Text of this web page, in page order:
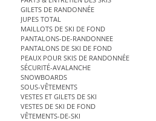
GILETS DE RANDONNÉE
JUPES TOTAL
MAILLOTS DE SKI DE FOND
PANTALONS-DE-RANDONNEE
PANTALONS DE SKI DE FOND
PEAUX POUR SKIS DE RANDONNÉE
SÉCURITÉ-AVALANCHE
SNOWBOARDS
SOUS-VÊTEMENTS
VESTES ET GILETS DE SKI
VESTES DE SKI DE FOND
VÊTEMENTS-DE-SKI